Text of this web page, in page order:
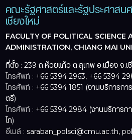
คณะรัฐศาสตร์และรัฐประศาส
เชียงใหม่
FACULTY OF POLITICAL SCIENCE
ADMINISTRATION, CHIANG MAI
ที่ตั้ง : 239 ถ.ห้วยแก้ว ต.สุเทพ อ.เมือง จ.
โทรศัพท์ : +66 5394 2963, +66 5394
โทรศัพท์ : +66 5394 1851 (งานบริการ
ตรี)
โทรศัพท์ : +66 5394 2984 (งานบริการ
โท)
อีเมล์ :saraban_polsci@cmu.ac.th,